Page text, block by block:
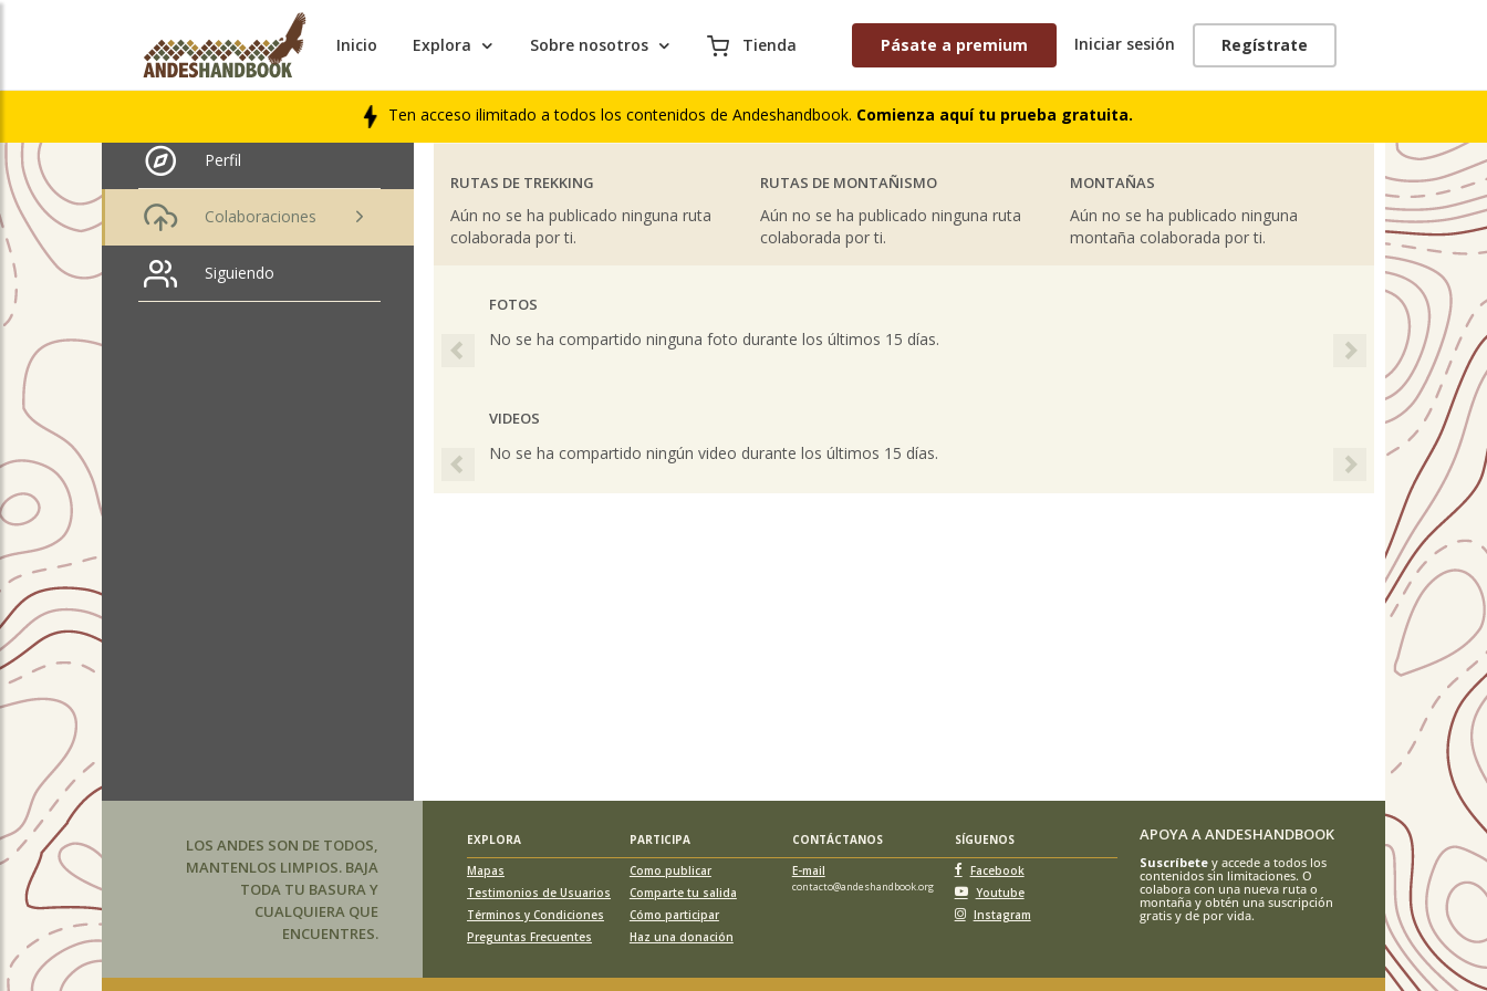
Inicio Explora Sobre nosotros Tienda Pásate a premium Iniciar sesión Regístrate
Ten acceso ilimitado a todos los contenidos de Andeshandbook. Comienza aquí tu prueba gratuita.
Eduardo Hernández
Venegas
Perfil
Colaboraciones
Siguiendo
ÚLTIMAS COLABORACIONES PUBLICADAS
LIBROS DE CUMBRES COMENTARIOS DE TREKKING TRACKS
RUTAS DE TREKKING
Aún no se ha publicado ninguna ruta
colaborada por ti.
RUTAS DE MONTAÑISMO
Aún no se ha publicado ninguna ruta
colaborada por ti.
MONTAÑAS
Aún no se ha publicado ninguna
montaña colaborada por ti.
FOTOS
No se ha compartido ninguna foto durante los últimos 15 días.
Previous Next
VIDEOS
No se ha compartido ningún video durante los últimos 15 días.
Previous Next
LOS ANDES SON DE TODOS,
MANTENLOS LIMPIOS. BAJA
TODA TU BASURA Y
CUALQUIERA QUE
ENCUENTRES.
EXPLORA PARTICIPA CONTÁCTANOS
SÍGUENOS
Mapas
Testimonios de Usuarios
Términos y Condiciones
Preguntas Frecuentes
Como publicar
Comparte tu salida
Cómo participar
Haz una donación
E-mail
contacto@andeshandbook.org
Facebook
Youtube
Instagram
APOYA A ANDESHANDBOOK
Suscríbetey accede a todos los
contenidos sin limitaciones. O
colabora con una nueva ruta o
montaña y obtén una suscripción
gratis y de por vida.